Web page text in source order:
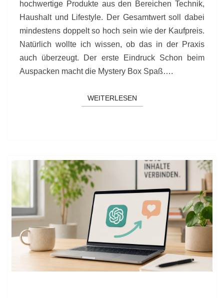
hochwertige Produkte aus den Bereichen Technik,
Haushalt und Lifestyle. Der Gesamtwert soll dabei
mindestens doppelt so hoch sein wie der Kaufpreis.
Natürlich wollte ich wissen, ob das in der Praxis
auch überzeugt. Der erste Eindruck Schon beim
Auspacken macht die Mystery Box Spaß….
WEITERLESENWEITERLESEN